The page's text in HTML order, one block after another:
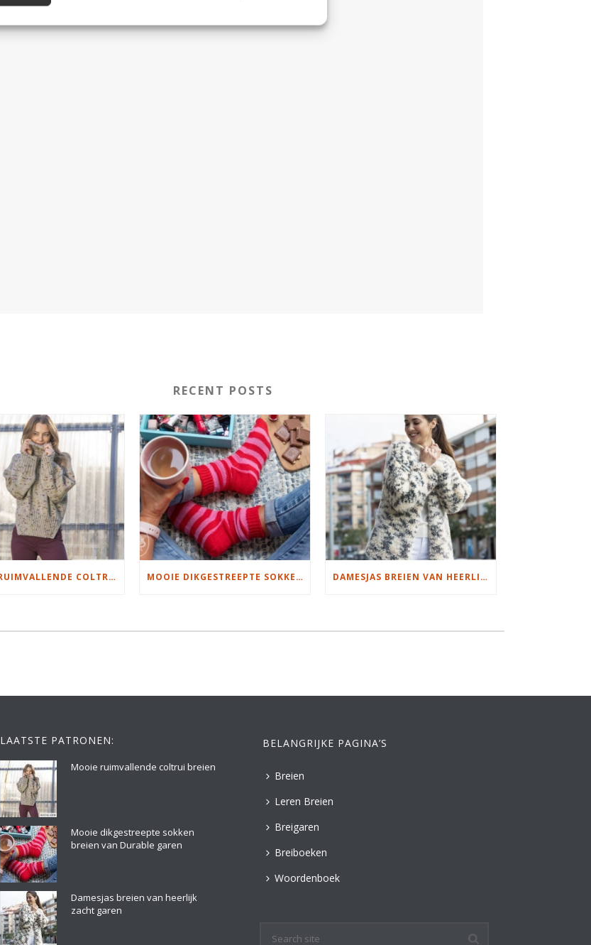
RECENT POSTS
MOOIE RUIMVALLENDE COLTRUI BREIEN MOOIE DIKGESTREEPTE SOKKEN BREIEN VAN DURABLE GAREN DAMESJAS BREIEN VAN HEERLIJK ZACHT GAREN
LAATSTE PATRONEN:
Mooie ruimvallende coltrui breien
Mooie dikgestreepte sokken
breien van Durable garen
Damesjas breien van heerlijk
zacht garen
BELANGRIJKE PAGINA’S
Breien
Leren Breien
Breigaren
Breiboeken
Woordenboek